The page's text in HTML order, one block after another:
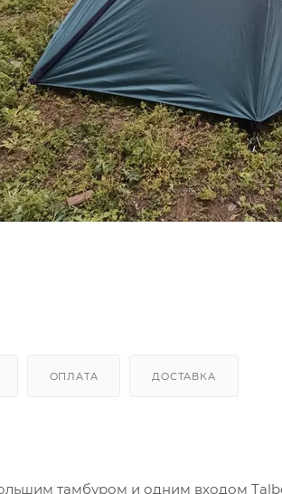
ОПЛАТА ДОСТАВКА
тамбуром и одним входом